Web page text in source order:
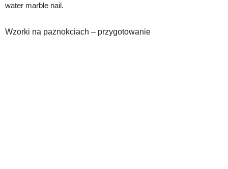
water marble nail.
Wzorki na paznokciach – przygotowanie